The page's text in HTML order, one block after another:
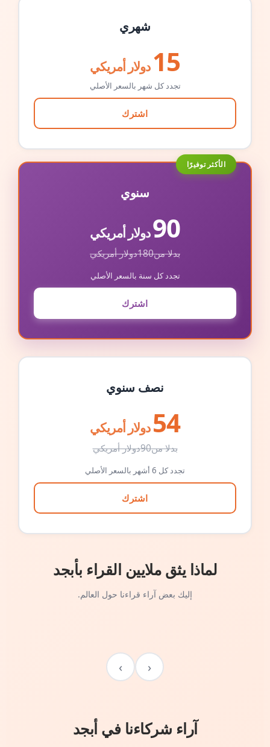
شهري
15 دولار أمريكي
تجدد كل شهر بالسعر الأصلي
اشترك
الأكثر توفيرًا
سنوي
90دولار أمريكي
بدلا من180دولار أمريكي
تجدد كل سنة بالسعر الأصلي
اشترك
نصف سنوي
54 دولار أمريكي
بدلا من90دولار أمريكي
تجدد كل 6 أشهر بالسعر الأصلي
اشترك
لماذا يثق ملايين القراء بأبجد
إليك بعض آراء قراءنا حول العالم.
‹
›
آراء شركاءنا في أبجد